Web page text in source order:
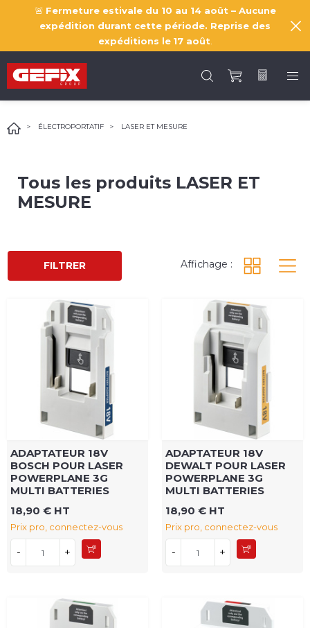
🚨 Fermeture estivale du 10 au 14 août – Aucune
expédition durant cette période. Reprise des
expéditions le 17 août
ÉLECTROPORTATIF LASER ET MESURE
Tous les produits LASER ET
MESURE
FILTRER Affichage :
ADAPTATEUR 18V
BOSCH POUR LASER
POWERPLANE 3G
MULTI BATTERIES
18,90 € HT
Prix pro, connectez-vous
- +
ADAPTATEUR 18V
DEWALT POUR LASER
POWERPLANE 3G
MULTI BATTERIES
18,90 € HT
Prix pro, connectez-vous
- +